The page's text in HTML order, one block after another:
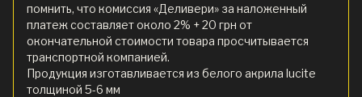
помнить, что комиссия «Деливери» за наложенный
платеж составляет около 2% + 20 грн от
окончательной стоимости товара просчитывается
транспортной компанией.
Продукция изготавливается из белого акрила lucite
толщиной 5-6 мм